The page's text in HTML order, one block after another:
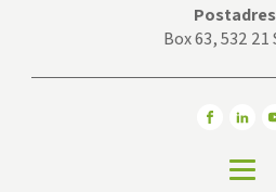
Box 63, 532 21